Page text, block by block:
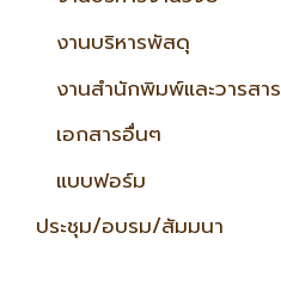
งานบริหารพัสดุ
งานสำนักพิมพ์และวารสาร
เอกสารอื่นๆ
แบบฟอร์ม
ประชุม/อบรม/สัมมนา